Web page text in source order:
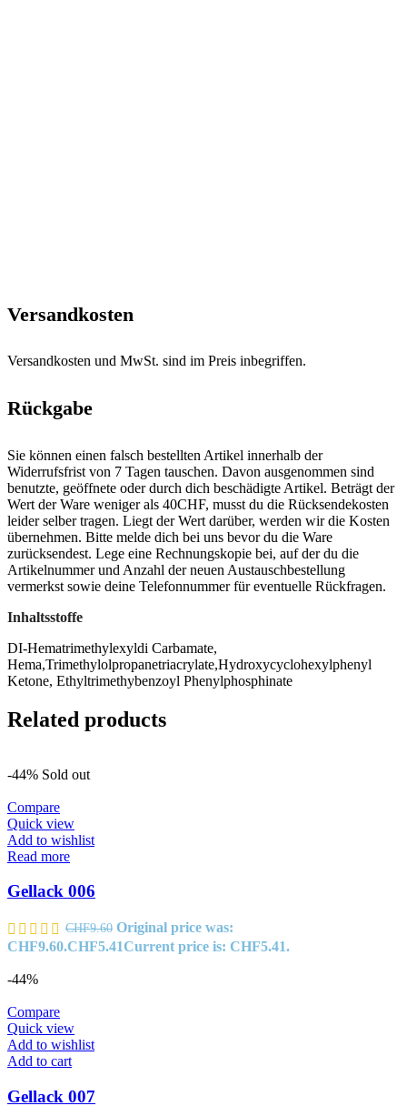
Versandkosten
Versandkosten und MwSt. sind im Preis inbegriffen.
Rückgabe
Sie können einen falsch bestellten Artikel innerhalb der
Widerrufsfrist von 7 Tagen tauschen. Davon ausgenommen sind
benutzte, geöffnete oder durch dich beschädigte Artikel. Beträgt der
Wert der Ware weniger als 40CHF, musst du die Rücksendekosten
leider selber tragen. Liegt der Wert darüber, werden wir die Kosten
übernehmen. Bitte melde dich bei uns bevor du die Ware
zurücksendest. Lege eine Rechnungskopie bei, auf der du die
Artikelnummer und Anzahl der neuen Austauschbestellung
vermerkst sowie deine Telefonnummer für eventuelle Rückfragen.
Inhaltsstoffe
DI-Hematrimethylexyldi Carbamate,
Hema,Trimethylolpropanetriacrylate,Hydroxycyclohexylphenyl
Ketone, Ethyltrimethybenzoyl Phenylphosphinate
Related products
-44% Sold out
Compare
Quick view
Add to wishlist
Read more
Gellack 006
CHF9.60 Original price was:
CHF9.60.CHF5.41Current price is: CHF5.41.
-44%
Compare
Quick view
Add to wishlist
Add to cart
Gellack 007